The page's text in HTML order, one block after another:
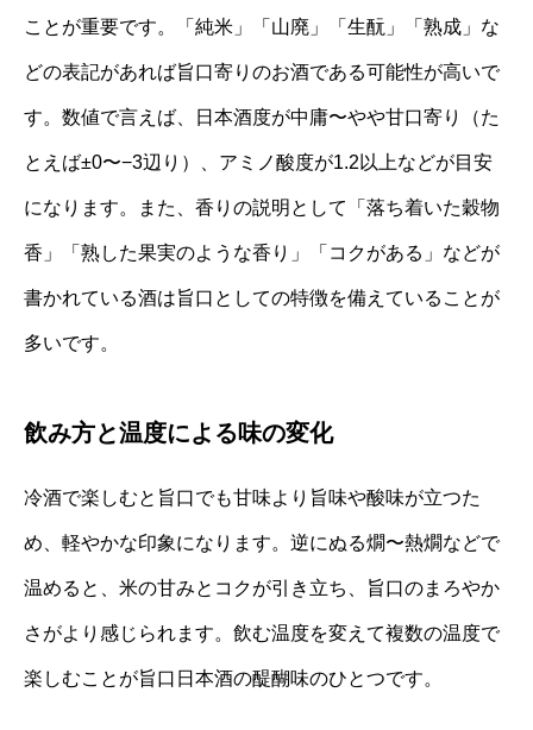
ことが重要です。「純米」「山廃」「生酛」「熟成」な
どの表記があれば旨口寄りのお酒である可能性が高いで
す。数値で言えば、日本酒度が中庸〜やや甘口寄り（た
とえば±0〜−3辺り）、アミノ酸度が1.2以上などが目安
になります。また、香りの説明として「落ち着いた穀物
香」「熟した果実のような香り」「コクがある」などが
書かれている酒は旨口としての特徴を備えていることが
多いです。
飲み方と温度による味の変化
冷酒で楽しむと旨口でも甘味より旨味や酸味が立つた
め、軽やかな印象になります。逆にぬる燗〜熱燗などで
温めると、米の甘みとコクが引き立ち、旨口のまろやか
さがより感じられます。飲む温度を変えて複数の温度で
楽しむことが旨口日本酒の醍醐味のひとつです。